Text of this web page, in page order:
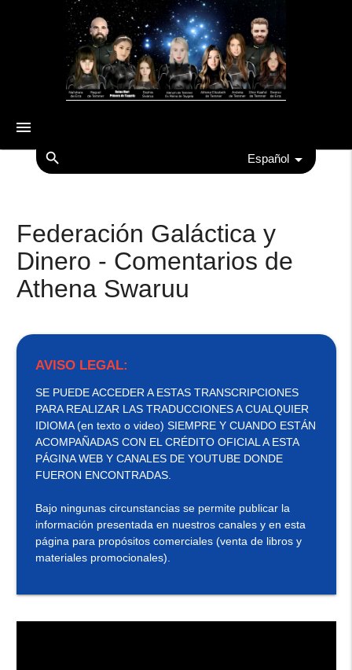
menu
search Español
Federación Galáctica y
Dinero - Comentarios de
Athena Swaruu
AVISO LEGAL:
SE PUEDE ACCEDER A ESTAS TRANSCRIPCIONES
PARA REALIZAR LAS TRADUCCIONES A CUALQUIER
IDIOMA (en texto o video) SIEMPRE Y CUANDO ESTÁN
ACOMPAÑADAS CON EL CRÉDITO OFICIAL A ESTA
PÁGINA WEB Y CANALES DE YOUTUBE DONDE
FUERON ENCONTRADAS.
Bajo ningunas circunstancias se permite publicar la
información presentada en nuestros canales y en esta
página para propósitos comerciales (venta de libros y
materiales promocionales).